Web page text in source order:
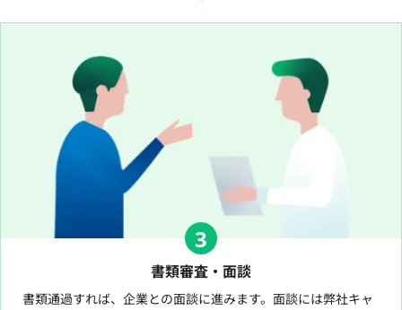
3
書類審査・面談
書類通過すれば、企業との面談に進みます。面談には弊社キャ